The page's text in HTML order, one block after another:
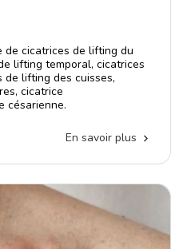
de cicatrices de lifting du
lifting temporal, cicatrices
lifting des cuisses,
cicatrice
césarienne.
En savoir plus